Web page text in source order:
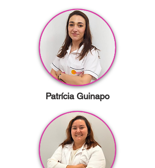
Patrícia Guinapo